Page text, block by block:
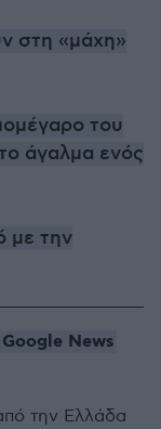
στη «μάχη»
του
άγαλμα ενός
με την
News
την Ελλάδα